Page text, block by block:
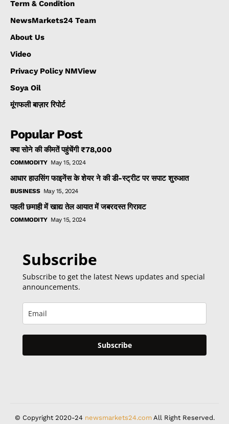
Term & Condition
NewsMarkets24 Team
About Us
Video
Privacy Policy NMView
Soya Oil
मूंगफली बाज़ार रिपोर्ट
Popular Post
क्या सोने की कीमतें पहुंचेंगी ₹78,000
COMMODITY May 15, 2024
आधार हाउसिंग फाइनेंस के शेयर ने की डी-स्ट्रीट पर सपाट शुरुआत
BUSINESS May 15, 2024
पहली छमाही में खाद्य तेल आयात में जबरदस्त गिरावट
COMMODITY May 15, 2024
Subscribe
Subscribe to get the latest News updates and special
announcements.
Subscribe
© Copyright 2020-24 newsmarkets24.comAll Right Reserved.